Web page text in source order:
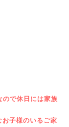
で休日には家族
子様のいるご家